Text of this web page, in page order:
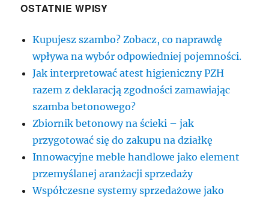
OSTATNIE WPISY
Kupujesz szambo? Zobacz, co naprawdę
wpływa na wybór odpowiedniej pojemności.
Jak interpretować atest higieniczny PZH
razem z deklaracją zgodności zamawiając
szamba betonowego?
Zbiornik betonowy na ścieki – jak
przygotować się do zakupu na działkę
Innowacyjne meble handlowe jako element
przemyślanej aranżacji sprzedaży
Współczesne systemy sprzedażowe jako